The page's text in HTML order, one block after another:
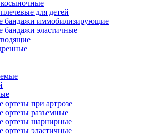
для детей
бандажи иммобилизирующие
бандажи эластичные
ортезы при артрозе
ортезы разъемные
ортезы шарнирные
ортезы эластичные